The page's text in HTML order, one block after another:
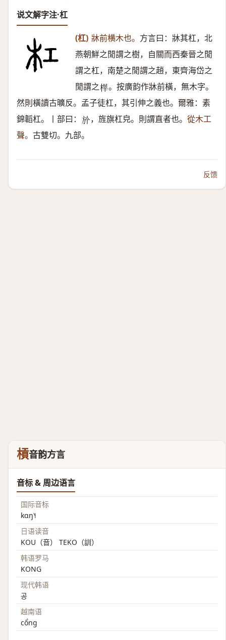
说文解字注·杠
(杠) 牀前横木也。 方言曰：牀其杠，北
燕朝鮮之閒謂之樹，自關而西秦晉之閒
謂之杠，南楚之閒謂之趙，東齊海岱之
閒謂之𣘘 。按廣韵作牀前橫，無木字。
然則橫讀古曠反。孟子徒杠，其引伸之義也。爾雅：素
錦韜杠。丨部曰： 𣃘 ，旌旗杠皃。則謂直者也。 從木工
聲。 古雙切。九部。
反馈
槓音韵方言
音标 & 周边语言
国际音标
kɑŋ˥˧
日语读音
KOU（音） TEKO（訓）
韩语罗马
KONG
现代韩语
공
越南语
cổng